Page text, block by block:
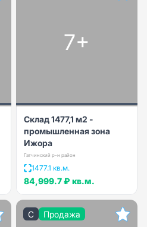
7+
Склад 1477,1 м2 -
промышленная зона
Ижора
Гатчинский р-н район
1477.1 кв.м.
84,999.7 ₽ кв.м.
C Продажа